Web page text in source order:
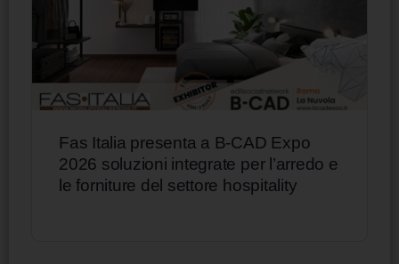
Fas Italia presenta a B-CAD Expo
2026 soluzioni integrate per l’arredo e
le forniture del settore hospitality